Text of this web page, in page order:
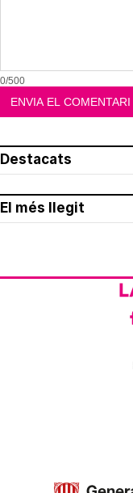
0/500
Destacats
El més llegit